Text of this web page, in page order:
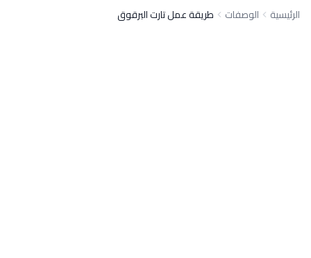
الرئيسية الوصفات طريقة عمل تارت البرقوق